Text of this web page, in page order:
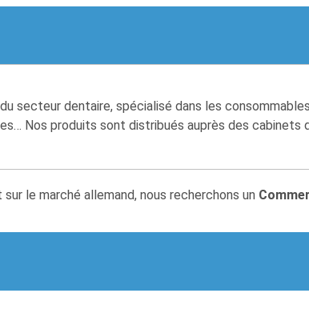
secteur dentaire, spécialisé dans les
Nos produits sont distribués auprès des
le marché allemand, nous recherchons un